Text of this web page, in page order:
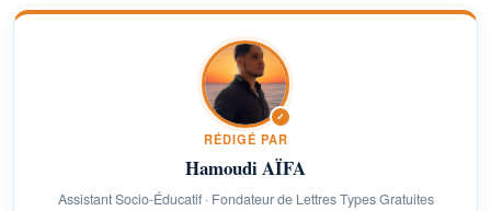
✓
RÉDIGÉ PAR
Hamoudi AÏFA
Assistant Socio-Éducatif · Fondateur de Lettres Types Gratuites